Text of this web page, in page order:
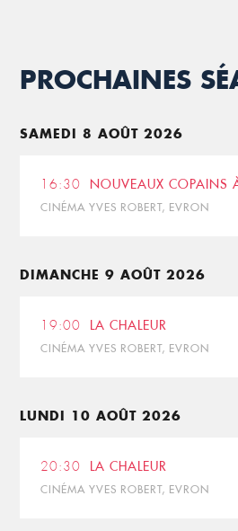
PROCHAINES
SAMEDI 8 AOÛT 2026
16:30 NOUVEAUX COPAINS
CINÉMA YVES ROBERT, EVRON
DIMANCHE 9 AOÛT 2026
19:00 LA CHALEUR
CINÉMA YVES ROBERT, EVRON
LUNDI 10 AOÛT 2026
20:30 LA CHALEUR
CINÉMA YVES ROBERT, EVRON